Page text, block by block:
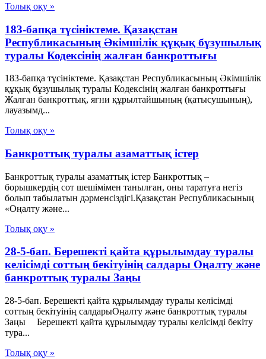
Толық оқу »
183-бапқа түсініктеме. Қазақстан
Республикасының Әкімшілік құқық бұзушылық
туралы Кодексінің жалған банкроттығы
183-бапқа түсініктеме. Қазақстан Республикасының Әкімшілік
құқық бұзушылық туралы Кодексінің жалған банкроттығы
Жалған банкроттық, яғни құрылтайшының (қатысушының),
лауазымд...
Толық оқу »
Банкроттық туралы азаматтық істер
Банкроттық туралы азаматтық істер Банкроттық –
борышкердiң сот шешiмiмен танылған, оны таратуға негiз
болып табылатын дәрменсiздiгi.Қазақстан Республикасының
«Оңалту және...
Толық оқу »
28-5-бап. Берешекті қайта құрылымдау туралы
келісімді соттың бекітуінің салдары Оңалту және
банкроттық туралы Заңы
28-5-бап. Берешекті қайта құрылымдау туралы келісімді
соттың бекітуінің салдарыОңалту және банкроттық туралы
Заңы Берешекті қайта құрылымдау туралы келісімді бекіту
тура...
Толық оқу »